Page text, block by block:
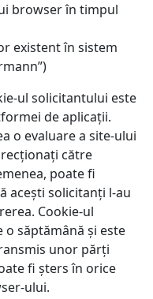
browser în timpul
existent în sistem
ul solicitantului este
de aplicații.
o evaluare a site-ului
către
poate fi
acești solicitanți l-au
Cookie-ul
săptămână și este
unor părți
fi șters în orice
ului.